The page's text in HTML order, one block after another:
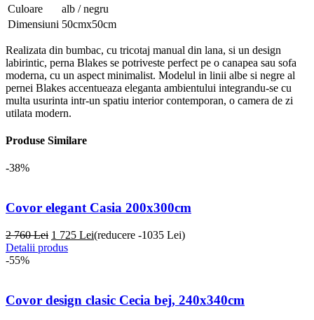
Culoare
alb / negru
Dimensiuni 50cmx50cm
Realizata din bumbac, cu tricotaj manual din lana, si un design
labirintic, perna Blakes se potriveste perfect pe o canapea sau sofa
moderna, cu un aspect minimalist. Modelul in linii albe si negre al
pernei Blakes accentueaza eleganta ambientului integrandu-se cu
multa usurinta intr-un spatiu interior contemporan, o camera de zi
utilata modern.
Produse Similare
-38%
Covor elegant Casia 200x300cm
2 760 Lei 1 725 Lei(reducere -1035 Lei)
Detalii produs
-55%
Covor design clasic Cecia bej, 240x340cm